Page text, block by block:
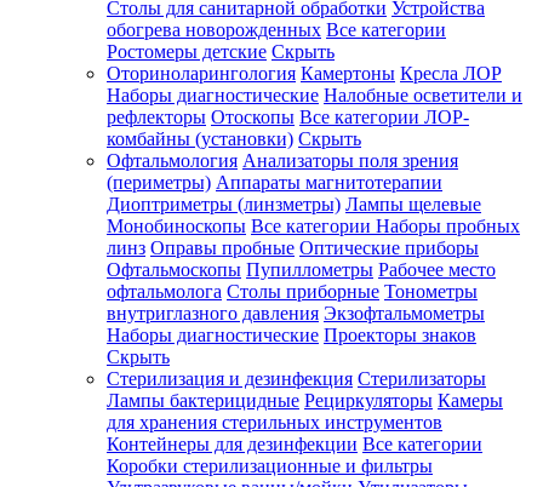
Столы для санитарной обработки Устройства
обогрева новорожденных Все категории
Ростомеры детские Скрыть
Оториноларингология Камертоны Кресла ЛОР
Наборы диагностические Налобные осветители и
рефлекторы Отоскопы Все категории ЛОР-
комбайны (установки) Скрыть
Офтальмология Анализаторы поля зрения
(периметры) Аппараты магнитотерапии
Диоптриметры (линзметры) Лампы щелевые
Монобиноскопы Все категории Наборы пробных
линз Оправы пробные Оптические приборы
Офтальмоскопы Пупиллометры Рабочее место
офтальмолога Столы приборные Тонометры
внутриглазного давления Экзофтальмометры
Наборы диагностические Проекторы знаков
Скрыть
Стерилизация и дезинфекция Стерилизаторы
Лампы бактерицидные Рециркуляторы Камеры
для хранения стерильных инструментов
Контейнеры для дезинфекции Все категории
Коробки стерилизационные и фильтры